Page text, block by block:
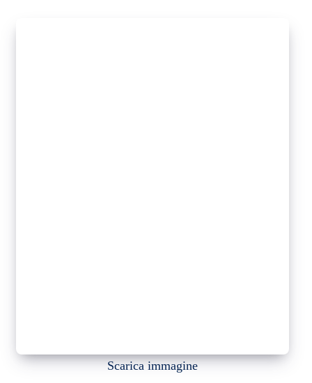
Scarica immagine